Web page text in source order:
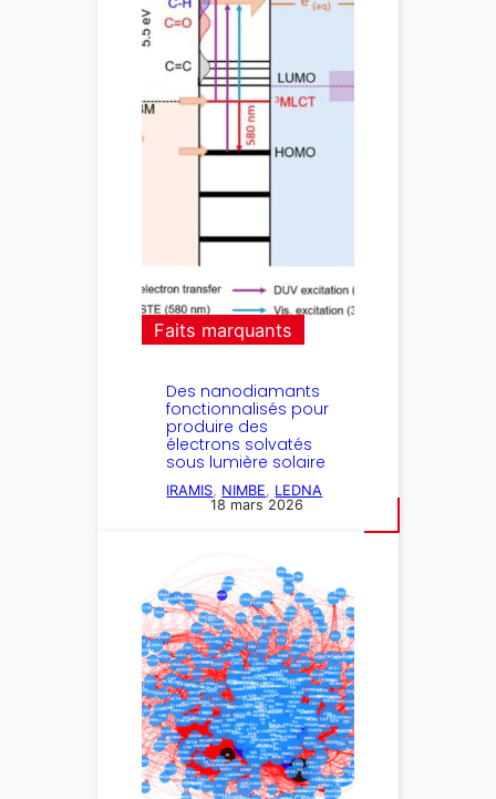
Faits marquants
Des nanodiamants
fonctionnalisés pour
produire des
électrons solvatés
sous lumière solaire
IRAMIS NIMBE
LEDNA
18 mars 2026